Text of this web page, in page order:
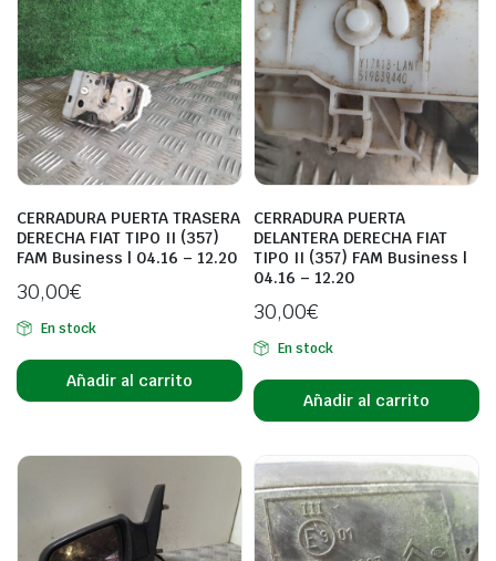
CERRADURA PUERTA TRASERA
DERECHA FIAT TIPO II (357)
FAM Business | 04.16 – 12.20
30,00€
En stock
Añadir al carrito
CERRADURA PUERTA
DELANTERA DERECHA FIAT
TIPO II (357) FAM Business |
04.16 – 12.20
30,00€
En stock
Añadir al carrito